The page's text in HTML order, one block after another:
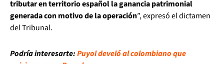
tributar en territorio español la ganancia patrimonial
generada con motivo de la operación”, expresó el dictamen
del Tribunal.
Podría interesarte:Puyol develó al colombiano que